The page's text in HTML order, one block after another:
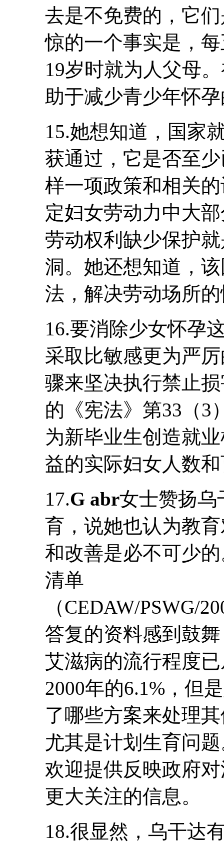
去是不免费的，它
惊的一个事实是，
19岁时就为人父母
助于减少青少年怀
15.她想知道，国家
获通过，它是否至
样一项政策和相关
定妇女劳动力中大
劳动权利缺少保护
洞。她还想知道，
法，解决劳动场所
16.要消除少女怀孕
采取比敏感更为严
骤来坚决执行禁止
的《宪法》第33（3
为新毕业生创造就
益的实际妇女人数
17.G abr女士赞扬乌
育，说她也认为教
和改善是必不可少
清单
（CEDAW/PSWG/
答复的资料感到鼓
艾滋病的流行程度
2000年的6.1%，但
了哪些方案来处理
尤其是计划生育问
欢迎提供反映政府
更大关注的信息。
18.很显然，乌干达